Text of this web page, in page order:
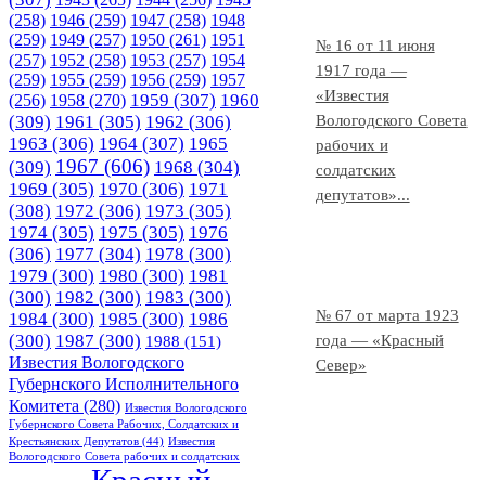
№ 16 от 11 июня
1917 года —
«Известия
Вологодского Совета
рабочих и
солдатских
депутатов»...
№ 67 от марта 1923
года — «Красный
Север»
(258) 1946 (259) 1947 (258) 1948
(259) 1949 (257) 1950 (261) 1951
(257) 1952 (258) 1953 (257) 1954
(259) 1955 (259) 1956 (259) 1957
(256) 1958 (270) 1959 (307) 1960
(309) 1961 (305) 1962 (306)
1963 (306) 1964 (307) 1965
(309) 1967 (606) 1968 (304)
1969 (305) 1970 (306) 1971
(308) 1972 (306) 1973 (305)
1974 (305) 1975 (305) 1976
(306) 1977 (304) 1978 (300)
1979 (300) 1980 (300) 1981
(300) 1982 (300) 1983 (300)
1984 (300) 1985 (300) 1986
(300) 1987 (300) 1988 (151)
Известия Вологодского
Губернского Исполнительного
Комитета (280) Известия Вологодского
Губернского Совета Рабочих, Солдатских и
Крестьянских Депутатов (44) Известия
Вологодского Совета рабочих и солдатских